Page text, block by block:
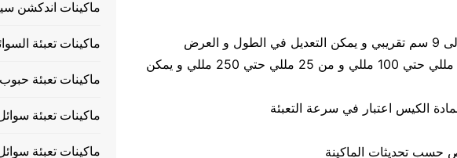
كمية المواد المعبئةمن 2 مللي حتي 25 مللي و من 5 مللي حتي 100 مللي و من 25 مللي حتي 250 مللي و يمكن
ماكينات اندكشن
ماكينات تعبئة
ماكينات تعبئة
ماكينات تعبئة
ماكينات تعبئة